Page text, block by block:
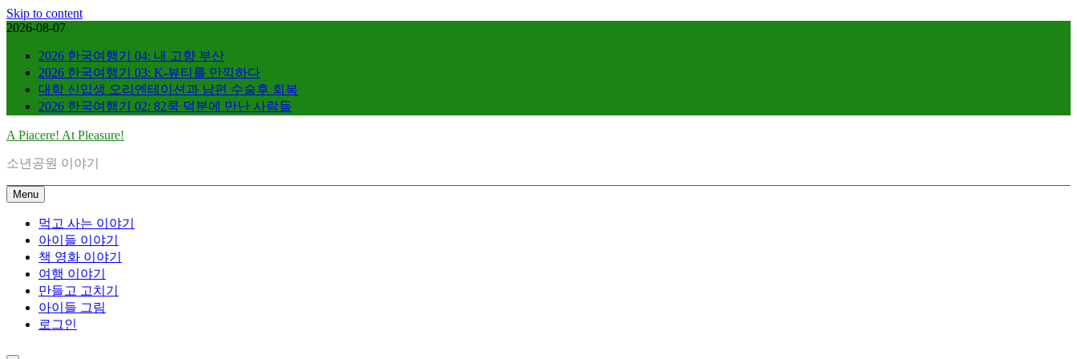
Skip to content
2026-08-07
2026 한국여행기 04: 내 고향 부산
2026 한국여행기 03: K-뷰티를 만끽하다
대학 신입생 오리엔테이션과 남편 수술후 회복
2026 한국여행기 02: 82쿡 덕분에 만난 사람들
A Piacere! At Pleasure!
소년공원 이야기
Menu
먹고 사는 이야기
아이들 이야기
책 영화 이야기
여행 이야기
만들고 고치기
아이들 그림
로그인